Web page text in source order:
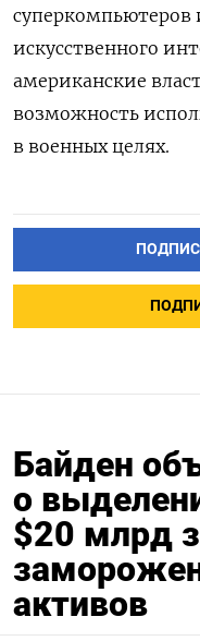
суперкомпьютеров
искусственного
американские
возможность
в военных целях.
Байден
о
$20 млрд
активов